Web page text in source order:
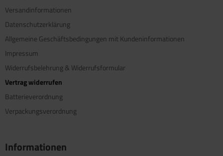
Versandinformationen
Datenschutzerklärung
Allgemeine Geschäftsbedingungen mit Kundeninformationen
Impressum
Widerrufsbelehrung & Widerrufsformular
Vertrag widerrufen
Batterieverordnung
Verpackungsverordnung
Informationen